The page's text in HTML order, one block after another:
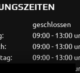
geschlossen
09:00 - 13:00
09:00 - 13:00
09:00 - 13:00
09:00 - 13:00